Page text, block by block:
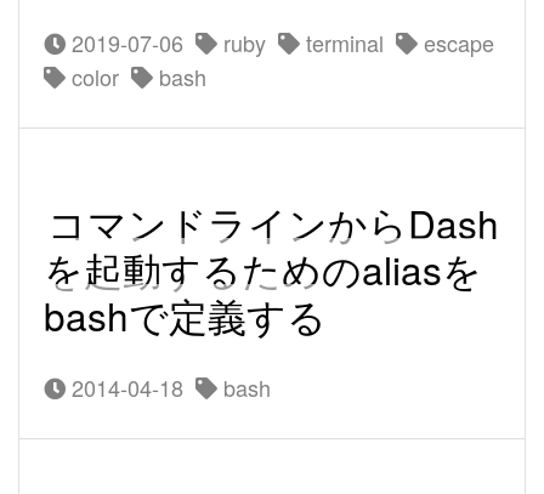
2019-07-06 ruby terminal
escape
color
bash
コマンドラインからDash
を起動するためのaliasを
bashで定義する
2014-04-18 bash